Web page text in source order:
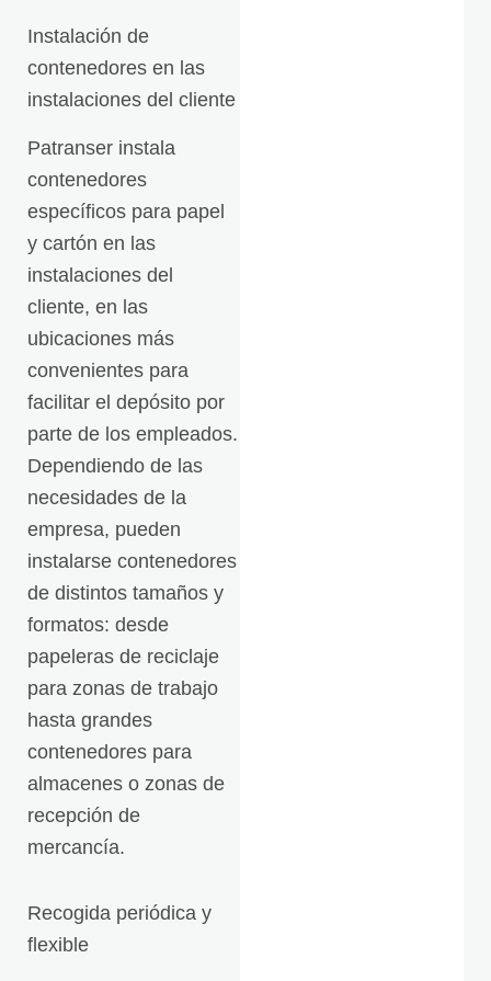
Instalación de
contenedores en las
instalaciones del cliente
Patranser instala
contenedores
específicos para papel
y cartón en las
instalaciones del
cliente, en las
ubicaciones más
convenientes para
facilitar el depósito por
parte de los empleados.
Dependiendo de las
necesidades de la
empresa, pueden
instalarse contenedores
de distintos tamaños y
formatos: desde
papeleras de reciclaje
para zonas de trabajo
hasta grandes
contenedores para
almacenes o zonas de
recepción de
mercancía.
Recogida periódica y
flexible